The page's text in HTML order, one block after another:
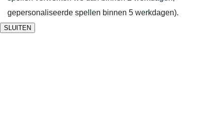
gepersonaliseerde spellen binnen 5 werkdagen).
SLUITEN